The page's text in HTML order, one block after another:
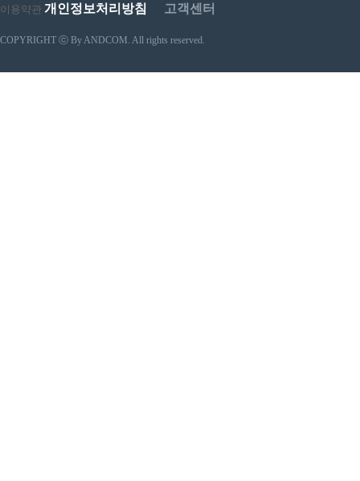
이용약관 개인정보처리방침 고객센터
COPYRIGHT ⓒ By ANDCOM. All rights reserved.